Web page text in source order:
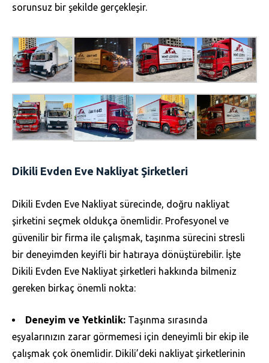
sorunsuz bir şekilde gerçekleşir.
Dikili Evden Eve Nakliyat Şirketleri
Dikili Evden Eve Nakliyat sürecinde, doğru nakliyat
şirketini seçmek oldukça önemlidir. Profesyonel ve
güvenilir bir firma ile çalışmak, taşınma sürecini stresli
bir deneyimden keyifli bir hatıraya dönüştürebilir. İşte
Dikili Evden Eve Nakliyat şirketleri hakkında bilmeniz
gereken birkaç önemli nokta:
Deneyim ve Yetkinlik: Taşınma sırasında
eşyalarınızın zarar görmemesi için deneyimli bir ekip ile
çalışmak çok önemlidir. Dikili’deki nakliyat şirketlerinin